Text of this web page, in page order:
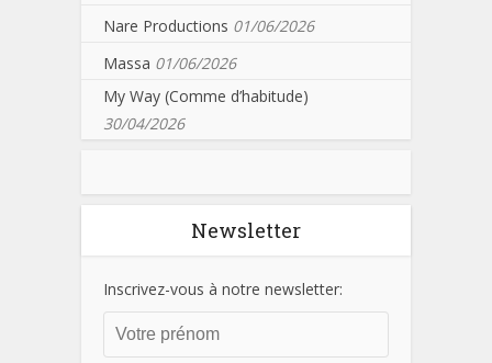
Nare Productions 01/06/2026
Massa 01/06/2026
My Way (Comme d’habitude)
30/04/2026
Newsletter
Inscrivez-vous à notre newsletter: